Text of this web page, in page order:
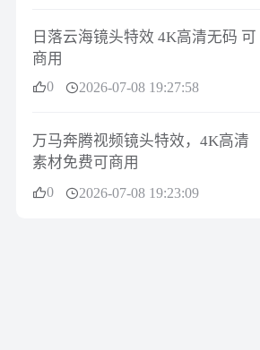
日落云海镜头特效 4K高清无码 可
商用
0 2026-07-08 19:27:58
万马奔腾视频镜头特效，4K高清
素材免费可商用
0 2026-07-08 19:23:09